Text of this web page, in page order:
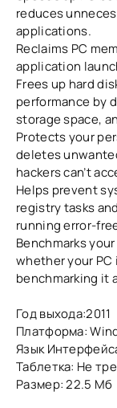
reduces
applications.
Reclaims PC
application
Frees up hard
performance by
storage space,
Protects your
deletes
hackers can’t
Helps prevent
registry tasks
running error-
Benchmarks
whether your
benchmarking it
Год выхода:2011
Платформа:
Язык
Таблетка: Hе
Размер: 22.5 Мб